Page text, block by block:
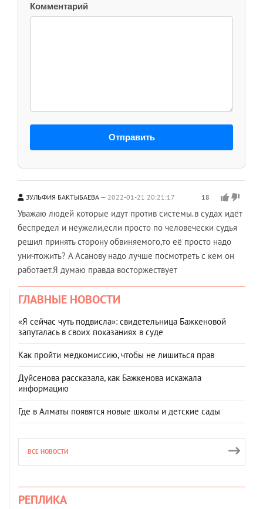
Комментарий
Отправить
ЗУЛЬФИЯ БАКТЫБАЕВА 2022-01-21 20:21:17 18
Уважаю людей которые идут против системы.в судах идёт
беспредел и неужели,если просто по человечески судья
решил принять сторону обвиняемого,то её просто надо
уничтожить? А Асанову надо лучше посмотреть с кем он
работает.Я думаю правда восторжествует
ГЛАВНЫЕ НОВОСТИ
«Я сейчас чуть подвисла»: свидетельница Бажкеновой
запуталась в своих показаниях в суде
Как пройти медкомиссию, чтобы не лишиться прав
Дуйсенова рассказала, как Бажкенова искажала
информацию
Где в Алматы появятся новые школы и детские сады
ВСЕ НОВОСТИ
РЕПЛИКА